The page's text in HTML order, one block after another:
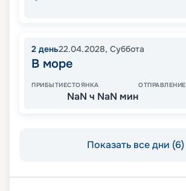
2 день22.04.2028, Суббота
В море
ПРИБЫТИЕСТОЯНКА
NaN ч NaN мин
ОТПРАВЛЕНИЕ
Показать все дни (6)